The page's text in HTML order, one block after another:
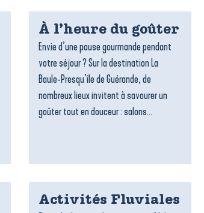
À l’heure du goûter
Envie d’une pause gourmande pendant
votre séjour ? Sur la destination La
Baule-Presqu’île de Guérande, de
nombreux lieux invitent à savourer un
goûter tout en douceur : salons...
Activités Fluviales